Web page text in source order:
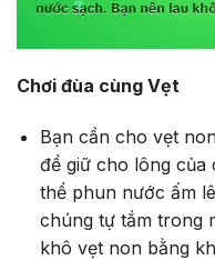
Chơi đùa cùng Vẹt
Bạn cần cho vẹt
để giữ cho lông của
thể phun nước ấm
chúng tự tắm trong
khô vẹt non bằng